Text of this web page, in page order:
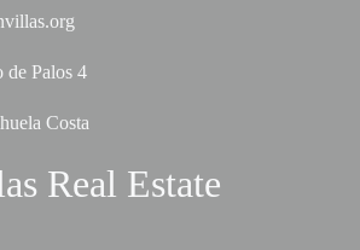
de Palos 4
Costa
Real Estate